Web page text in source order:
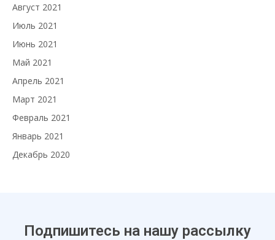
Август 2021
Июль 2021
Июнь 2021
Май 2021
Апрель 2021
Март 2021
Февраль 2021
Январь 2021
Декабрь 2020
Подпишитесь на нашу рассылку